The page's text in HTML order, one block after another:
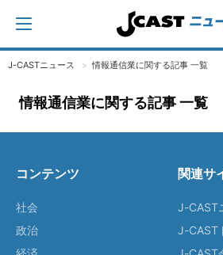
J-CASTニュース 情報通信業に関する記事 一覧
情報通信業に関する記事 一覧
コンテンツ
社会
政治
関連サ
J-CAST
J-CAST